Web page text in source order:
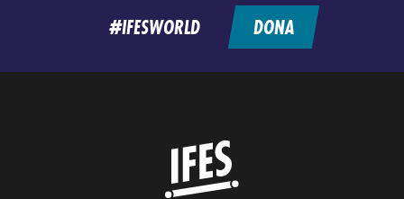
#IFESWORLD DONA